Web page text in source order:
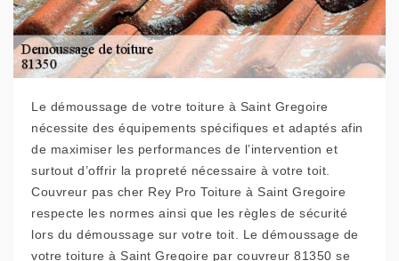
Le démoussage de votre toiture à Saint Gregoire
nécessite des équipements spécifiques et adaptés afin
de maximiser les performances de l’intervention et
surtout d’offrir la propreté nécessaire à votre toit.
Couvreur pas cher Rey Pro Toiture à Saint Gregoire
respecte les normes ainsi que les règles de sécurité
lors du démoussage sur votre toit. Le démoussage de
votre toiture à Saint Gregoire par couvreur 81350 se